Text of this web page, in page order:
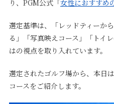
り、PGM公式「女性におすすめ
選定基準は、「レッドティーか
る」「写真映えコース」「トイ
はの視点を取り入れています。
選定されたゴルフ場から、本日
コースをご紹介します。